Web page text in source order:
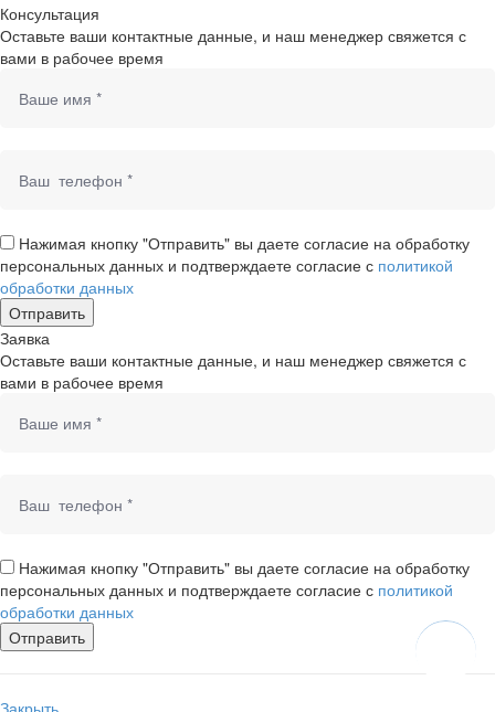
Консультация
Оставьте ваши контактные данные, и наш менеджер свяжется с
вами в рабочее время
Нажимая кнопку "Отправить" вы даете согласие на обработку
персональных данных и подтверждаете согласие с политикой
обработки данных
Заявка
Оставьте ваши контактные данные, и наш менеджер свяжется с
вами в рабочее время
Нажимая кнопку "Отправить" вы даете согласие на обработку
персональных данных и подтверждаете согласие с политикой
обработки данных
Закрыть